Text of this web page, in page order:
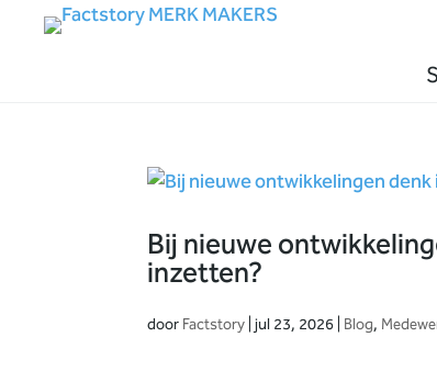
Bij nieuwe
inzetten?
door Factstory |jul 23, 2026 | Blog,